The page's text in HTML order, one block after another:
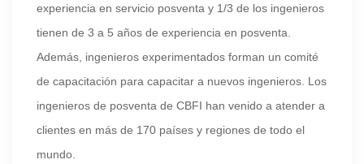
experiencia en servicio posventa y 1/3 de los ingenieros
tienen de 3 a 5 años de experiencia en posventa.
Además, ingenieros experimentados forman un comité
de capacitación para capacitar a nuevos ingenieros. Los
ingenieros de posventa de CBFI han venido a atender a
clientes en más de 170 países y regiones de todo el
mundo.